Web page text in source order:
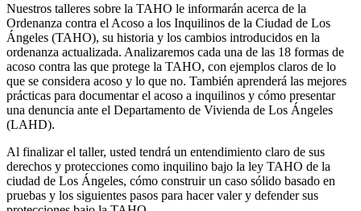
Nuestros talleres sobre la TAHO le informarán acerca de la
Ordenanza contra el Acoso a los Inquilinos de la Ciudad de Los
Ángeles (TAHO), su historia y los cambios introducidos en la
ordenanza actualizada. Analizaremos cada una de las 18 formas de
acoso contra las que protege la TAHO, con ejemplos claros de lo
que se considera acoso y lo que no. También aprenderá las mejores
prácticas para documentar el acoso a inquilinos y cómo presentar
una denuncia ante el Departamento de Vivienda de Los Ángeles
(LAHD).
Al finalizar el taller, usted tendrá un entendimiento claro de sus
derechos y protecciones como inquilino bajo la ley TAHO de la
ciudad de Los Ángeles, cómo construir un caso sólido basado en
pruebas y los siguientes pasos para hacer valer y defender sus